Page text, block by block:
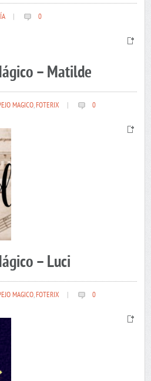
0
– Matilde
MAGICO,FOTERIX 0
– Luci
MAGICO,FOTERIX 0